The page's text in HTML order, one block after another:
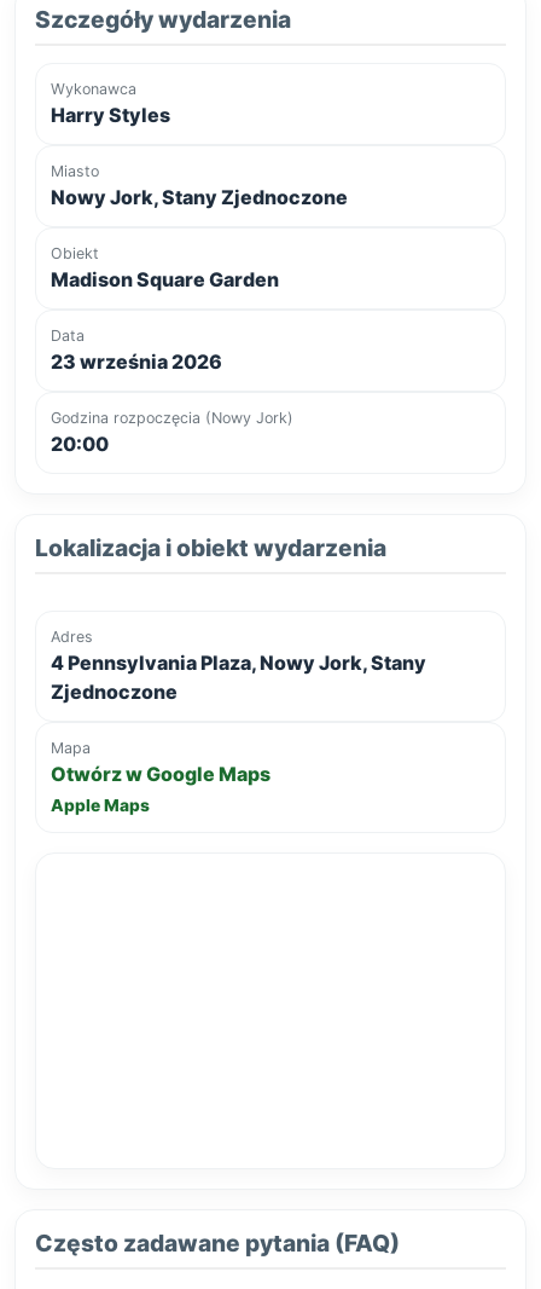
Szczegóły wydarzenia
Wykonawca
Harry Styles
Miasto
Nowy Jork, Stany Zjednoczone
Obiekt
Madison Square Garden
Data
23 września 2026
Godzina rozpoczęcia (Nowy Jork)
20:00
Lokalizacja i obiekt wydarzenia
Adres
4 Pennsylvania Plaza, Nowy Jork, Stany
Zjednoczone
Mapa
Otwórz w Google Maps
Apple Maps
Często zadawane pytania (FAQ)